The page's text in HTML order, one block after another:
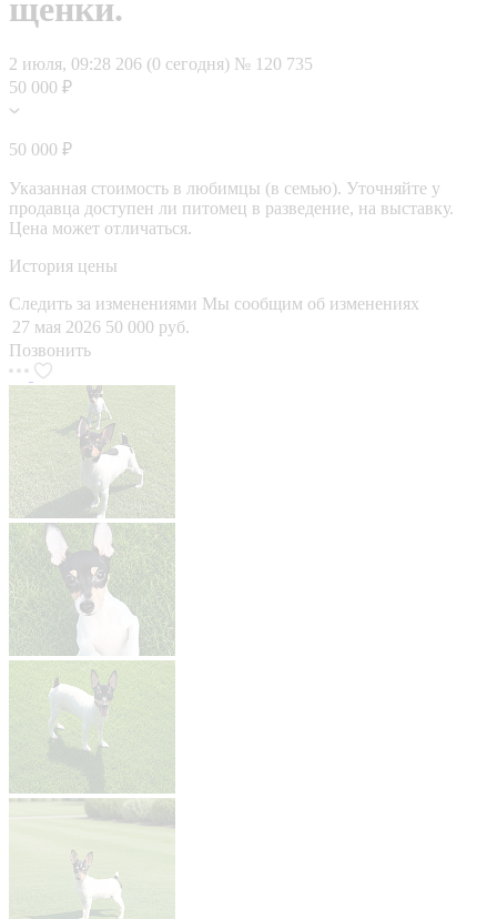
щенки.
2 июля, 09:28 206 (0 сегодня) № 120 735
50 000 ₽
50 000 ₽
Указанная стоимость в любимцы (в семью). Уточняйте у
продавца доступен ли питомец в разведение, на выставку.
Цена может отличаться.
История цены
Следить за изменениями Мы сообщим об изменениях
27 мая 2026 50 000 руб.
Позвонить